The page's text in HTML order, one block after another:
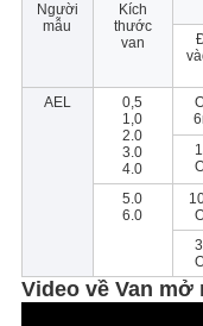
Người
mẫu
Kích
thước
van
AEL
0,5
1,0
2.0
3.0
4.0
5.0
6.0
Video về Van